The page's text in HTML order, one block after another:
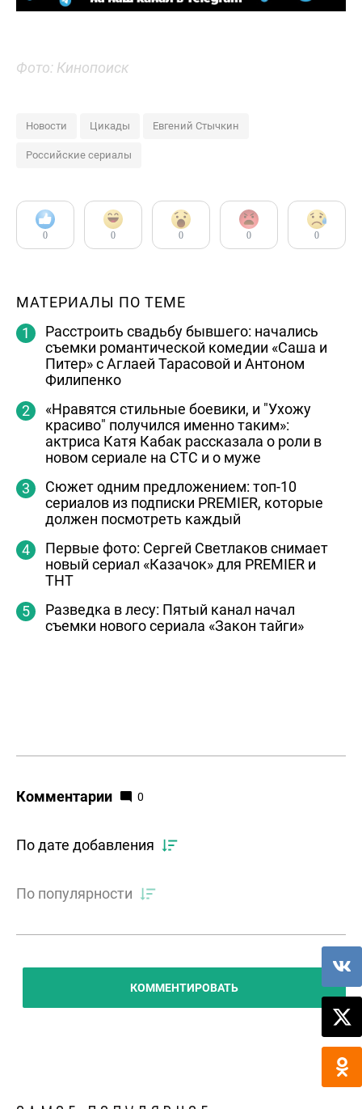
Фото: Кинопоиск
Новости Цикады Евгений Стычкин
Российские сериалы
0 0 0 0 0
МАТЕРИАЛЫ ПО ТЕМЕ
Расстроить свадьбу бывшего: начались
съемки романтической комедии «Саша и
Питер» с Аглаей Тарасовой и Антоном
Филипенко
«Нравятся стильные боевики, и "Ухожу
красиво" получился именно таким»:
актриса Катя Кабак рассказала о роли в
новом сериале на СТС и о муже
Сюжет одним предложением: топ-10
сериалов из подписки PREMIER, которые
должен посмотреть каждый
Первые фото: Сергей Светлаков снимает
новый сериал «Казачок» для PREMIER и
ТНТ
Разведка в лесу: Пятый канал начал
съемки нового сериала «Закон тайги»
Комментарии 0
По дате добавления
По популярности
КОММЕНТИРОВАТЬ